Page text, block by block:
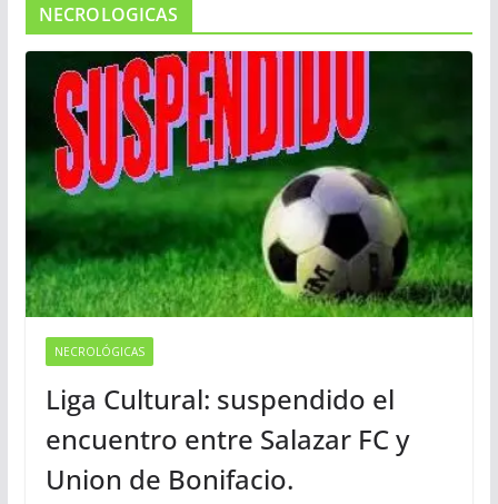
NECROLOGICAS
NECROLÓGICAS
Liga Cultural: suspendido el
encuentro entre Salazar FC y
Union de Bonifacio.